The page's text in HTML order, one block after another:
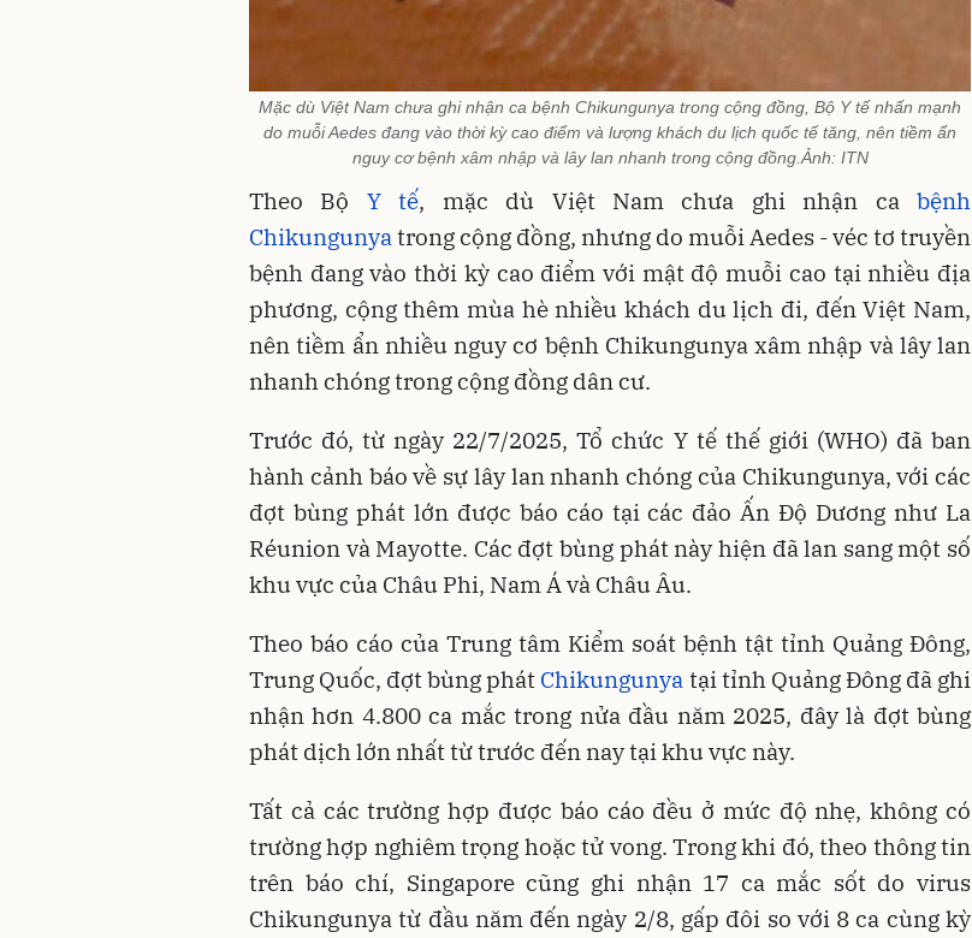
Mặc dù Việt Nam chưa ghi nhận ca bệnh Chikungunya trong cộng đồng, Bộ Y tế nhấn mạnh
do muỗi Aedes đang vào thời kỳ cao điểm và lượng khách du lịch quốc tế tăng, nên tiềm ẩn
nguy cơ bệnh xâm nhập và lây lan nhanh trong cộng đồng.Ảnh: ITN
Theo Bộ Y tế, mặc dù Việt Nam chưa ghi nhận cabệnh
Chikungunya trong cộng đồng, nhưng do muỗi Aedes - véc tơ truyền
bệnh đang vào thời kỳ cao điểm với mật độ muỗi cao tại nhiều địa
phương, cộng thêm mùa hè nhiều khách du lịch đi, đến Việt Nam,
nên tiềm ẩn nhiều nguy cơ bệnh Chikungunya xâm nhập và lây lan
nhanh chóng trong cộng đồng dân cư.
Trước đó, từ ngày 22/7/2025, Tổ chức Y tế thế giới (WHO) đã ban
hành cảnh báo về sự lây lan nhanh chóng của Chikungunya, với các
đợt bùng phát lớn được báo cáo tại các đảo Ấn Độ Dương như La
Réunion và Mayotte. Các đợt bùng phát này hiện đã lan sang một số
khu vực của Châu Phi, Nam Á và Châu Âu.
Theo báo cáo của Trung tâm Kiểm soát bệnh tật tỉnh Quảng Đông,
Trung Quốc, đợt bùng phát Chikungunya tại tỉnh Quảng Đông đã ghi
nhận hơn 4.800 ca mắc trong nửa đầu năm 2025, đây là đợt bùng
phát dịch lớn nhất từ trước đến nay tại khu vực này.
Tất cả các trường hợp được báo cáo đều ở mức độ nhẹ, không có
trường hợp nghiêm trọng hoặc tử vong. Trong khi đó, theo thông tin
trên báo chí, Singapore cũng ghi nhận 17 ca mắc sốt do virus
Chikungunya từ đầu năm đến ngày 2/8, gấp đôi so với 8 ca cùng kỳ